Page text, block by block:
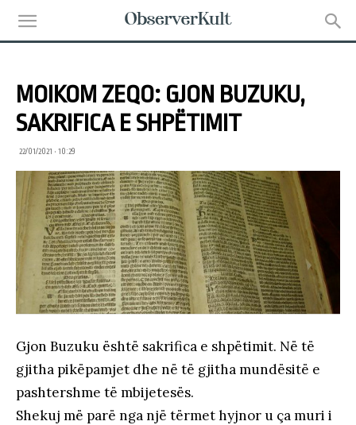
MOIKOM ZEQO: GJON BUZUKU,
SAKRIFICA E SHPËTIMIT
22/01/2021 • 10:29
Gjon Buzuku është sakrifica e shpëtimit. Në të
gjitha pikëpamjet dhe në të gjitha mundësitë e
pashtershme të mbijetesës.
Shekuj më parë nga një tërmet hyjnor u ça muri i